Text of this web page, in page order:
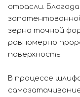
отрасли.
зерна точной
равномерно
поверхность.
В процессе